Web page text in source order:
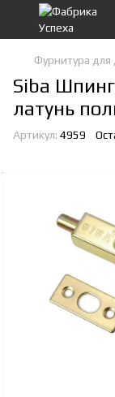
Фурнитура для
Siba
латунь
Артикул: 4959